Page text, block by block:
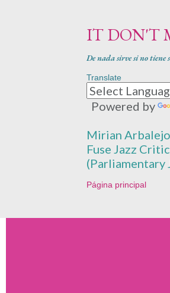
IT DON'T
De nada sirve si no
Translate
Powered by
Mirian
Fuse Jazz
(Parliamentary
Página principal